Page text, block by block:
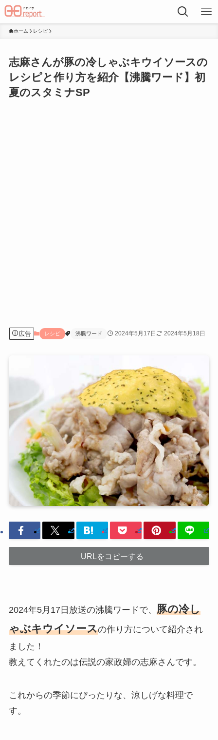
ホーム レシピ
志麻さんが豚の冷しゃぶキウイソースの
レシピと作り方を紹介【沸騰ワード】初
夏のスタミナSP
広告 レシピ 沸騰ワード 2024年5月17日 2024年5月18日
URLをコピーする
2024年5月17日放送の沸騰ワードで、 豚の冷し
ゃぶキウイソースの作り方について紹介され
ました！
教えてくれたのは伝説の家政婦の志麻さんです。
これからの季節にぴったりな、涼しげな料理で
す。